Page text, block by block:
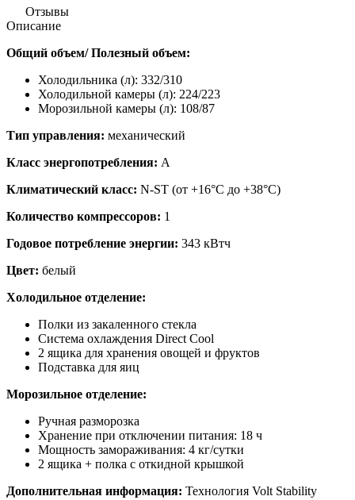
Отзывы
Описание
Общий объем/ Полезный объем:
Холодильника (л): 332/310
Холодильной камеры (л): 224/223
Морозильной камеры (л): 108/87
Тип управления: механический
Класс энергопотребления: A
Климатический класс: N-ST (от +16°С до +38°С)
Количество компрессоров: 1
Годовое потребление энергии: 343 кВтч
Цвет: белый
Холодильное отделение:
Полки из закаленного стекла
Система охлаждения Direct Cool
2 ящика для хранения овощей и фруктов
Подставка для яиц
Морозильное отделение:
Ручная разморозка
Хранение при отключении питания: 18 ч
Мощность замораживания: 4 кг/сутки
2 ящика + полка с откидной крышкой
Дополнительная информация: Технология Volt Stability